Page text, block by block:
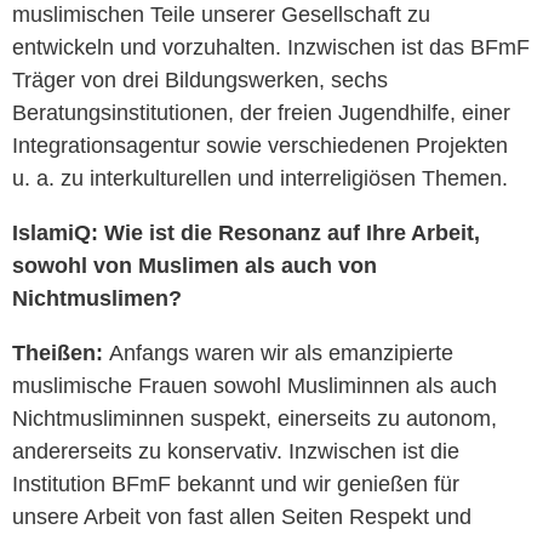
muslimischen Teile unserer Gesellschaft zu
entwickeln und vorzuhalten. Inzwischen ist das BFmF
Träger von drei Bildungswerken, sechs
Beratungsinstitutionen, der freien Jugendhilfe, einer
Integrationsagentur sowie verschiedenen Projekten
u. a. zu interkulturellen und interreligiösen Themen.
IslamiQ: Wie ist die Resonanz auf Ihre Arbeit,
sowohl von Muslimen als auch von
Nichtmuslimen?
Theißen: Anfangs waren wir als emanzipierte
muslimische Frauen sowohl Musliminnen als auch
Nichtmusliminnen suspekt, einerseits zu autonom,
andererseits zu konservativ. Inzwischen ist die
Institution BFmF bekannt und wir genießen für
unsere Arbeit von fast allen Seiten Respekt und